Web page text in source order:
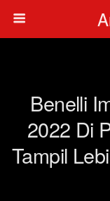
Benelli
2022 Di
Tampil